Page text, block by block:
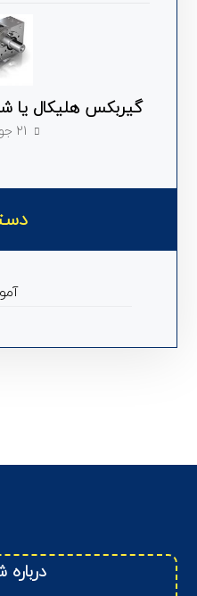
گیربکس هلیکال
21 جولای 2019